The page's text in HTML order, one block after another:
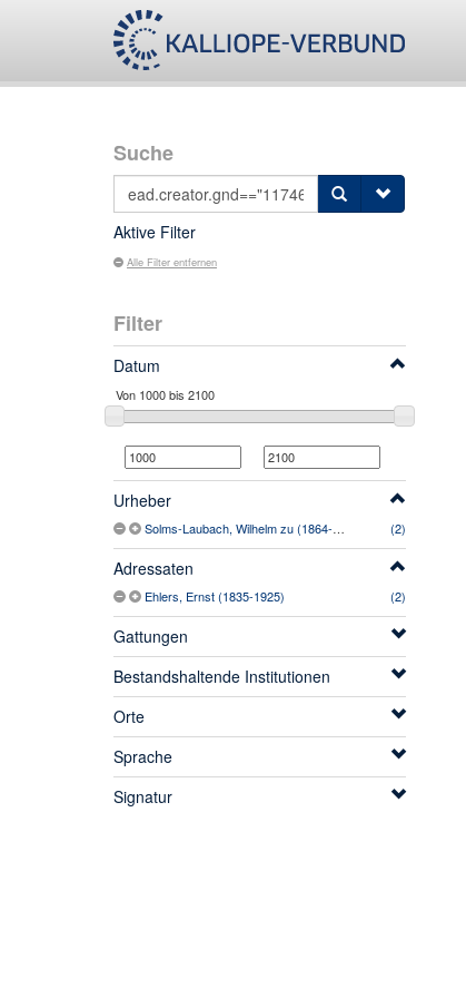
Suche
Aktive Filter
Alle Filter entfernen
Filter
Datum
Urheber
Solms-Laubach, Wilhelm zu (1864-1936) (2)
Adressaten
Ehlers, Ernst (1835-1925) (2)
Gattungen
Bestandshaltende Institutionen
Orte
Sprache
Signatur